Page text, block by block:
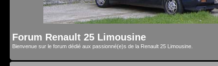
Forum Renault 25 Limousine
Bienvenue sur le forum dédié aux passionné(e)s de la Renault 25 Limousine.